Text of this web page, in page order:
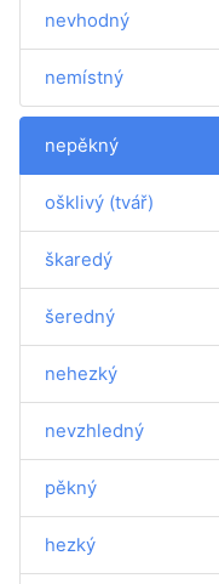
nevhodný
nemístný
nepěkný
ošklivý (tvář)
škaredý
šeredný
nehezký
nevzhledný
pěkný
hezký